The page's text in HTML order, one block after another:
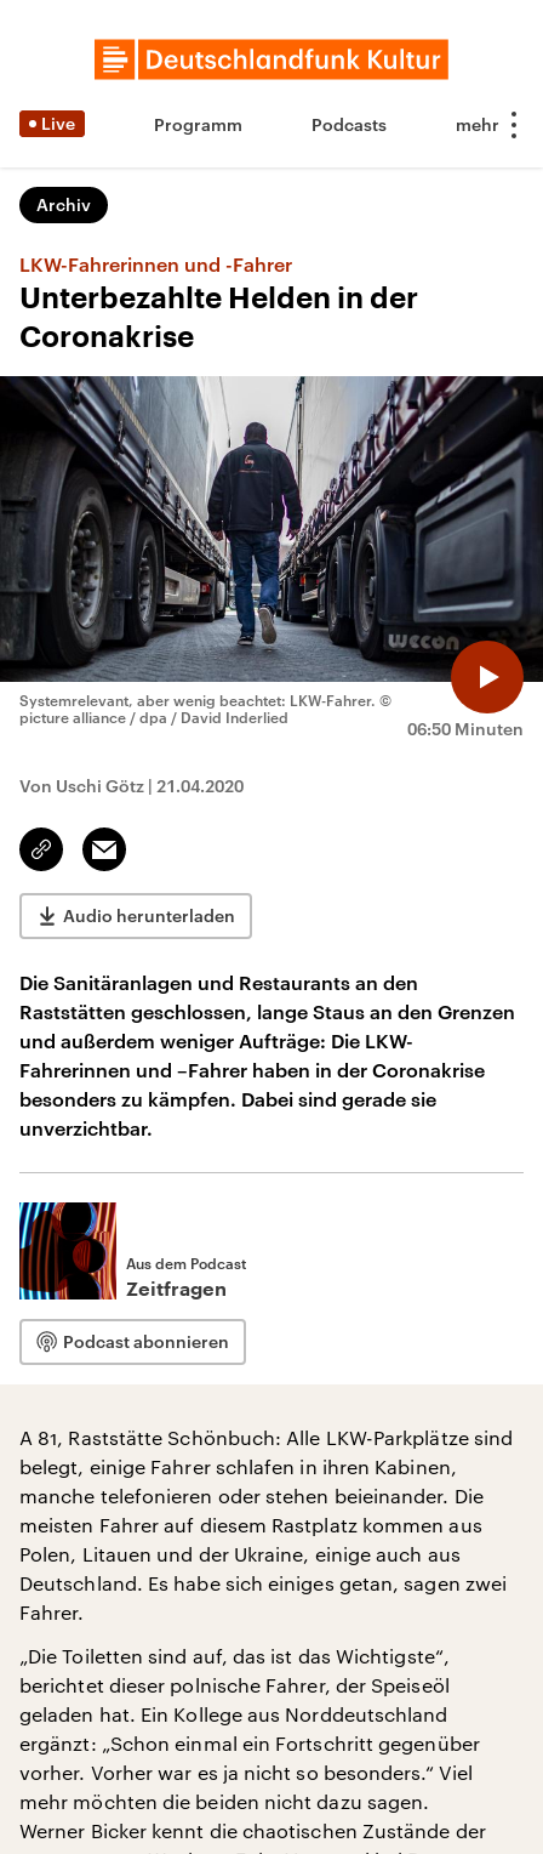
Live Programm Podcasts
Archiv
LKW-Fahrerinnen und -Fahrer
Unterbezahlte Helden in der
Coronakrise
06:50 Minuten
Systemrelevant, aber wenig beachtet: LKW-Fahrer. ©
picture alliance / dpa / David Inderlied
Von Uschi Götz | 21.04.2020
Link
kopieren/teilen
Email
Audio herunterladen
Die Sanitäranlagen und Restaurants an den
Raststätten geschlossen, lange Staus an den Grenzen
und außerdem weniger Aufträge: Die LKW-
Fahrerinnen und –Fahrer haben in der Coronakrise
besonders zu kämpfen. Dabei sind gerade sie
unverzichtbar.
Aus dem Podcast
Zeitfragen
Podcast abonnieren
A 81, Raststätte Schönbuch: Alle LKW-Parkplätze sind
belegt, einige Fahrer schlafen in ihren Kabinen,
manche telefonieren oder stehen beieinander. Die
meisten Fahrer auf diesem Rastplatz kommen aus
Polen, Litauen und der Ukraine, einige auch aus
Deutschland. Es habe sich einiges getan, sagen zwei
Fahrer.
„Die Toiletten sind auf, das ist das Wichtigste“,
berichtet dieser polnische Fahrer, der Speiseöl
geladen hat. Ein Kollege aus Norddeutschland
ergänzt: „Schon einmal ein Fortschritt gegenüber
vorher. Vorher war es ja nicht so besonders.“ Viel
mehr möchten die beiden nicht dazu sagen.
Werner Bicker kennt die chaotischen Zustände der